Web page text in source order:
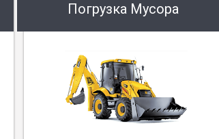
Погрузка Мусора